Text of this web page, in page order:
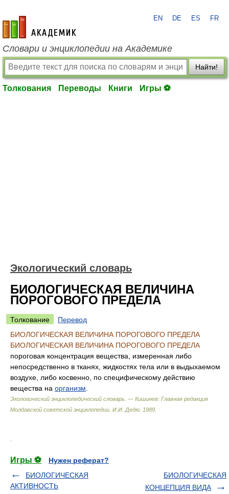
academic.ru
EN DE ES FR
Словари и энциклопедии на Академике
Найти!
Толкования Переводы Книги Игры ⚽
Экологический словарь
БИОЛОГИЧЕСКАЯ ВЕЛИЧИНА
ПОРОГОВОГО ПРЕДЕЛА
Толкование
Перевод
БИОЛОГИЧЕСКАЯ ВЕЛИЧИНА ПОРОГОВОГО ПРЕДЕЛА
БИОЛОГИЧЕСКАЯ ВЕЛИЧИНА ПОРОГОВОГО ПРЕДЕЛА
пороговая концентрация вещества, измеренная либо
непосредственно в тканях, жидкостях тела или в выдыхаемом
воздухе, либо косвенно, по специфическому действию
вещества на организм
Экологический энциклопедический словарь. — Кишинев: Главная редакция
Молдавской советской энциклопедии И.И. Дедю 1989
Игры ⚽
Нужен реферат?
БИОЛОГИЧЕСКАЯ
АКТИВНОСТЬ
БИОЛОГИЧЕСКАЯ
КОНЦЕПЦИЯ ВИДА